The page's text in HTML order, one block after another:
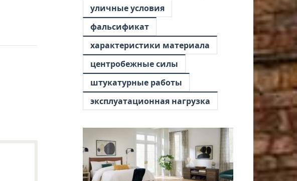
уличные условия
фальсификат
характеристики материала
центробежные силы
штукатурные работы
эксплуатационная нагрузка